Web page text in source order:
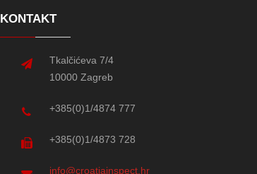
KONTAKT
Tkalčićeva 7/4
10000 Zagreb
+385(0)1/4874 777
+385(0)1/4873 728
info@croatiainspect.hr